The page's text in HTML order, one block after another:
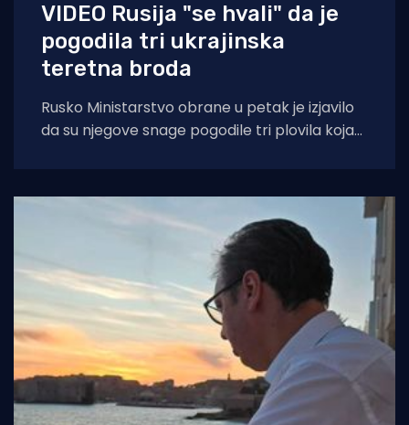
VIDEO Rusija "se hvali" da je
pogodila tri ukrajinska
teretna broda
Rusko Ministarstvo obrane u petak je izjavilo
da su njegove snage pogodile tri plovila koja